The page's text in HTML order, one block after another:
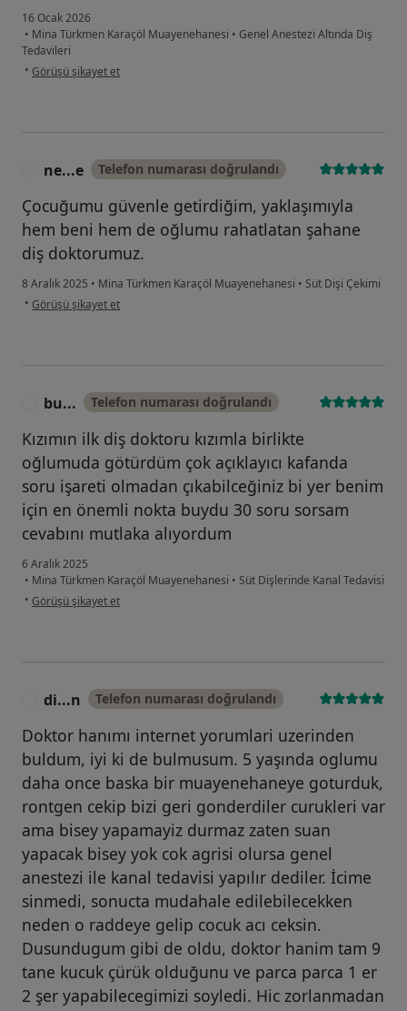
16 Ocak 2026
• Mina Türkmen Karaçöl Muayenehanesi • Genel Anestezi Altında Diş
Tedavileri
• kullanıcının görüşüne göre ec...e
Görüşü şikayet et
ne...e Telefon numarası doğrulandı
Çocuğumu güvenle getirdiğim, yaklaşımıyla
hem beni hem de oğlumu rahatlatan şahane
diş doktorumuz.
8 Aralık 2025 • Mina Türkmen Karaçöl Muayenehanesi • Süt Dişi Çekimi
• kullanıcının görüşüne göre ne...e
Görüşü şikayet et
bu... Telefon numarası doğrulandı
Kızımın ilk diş doktoru kızımla birlikte
oğlumuda götürdüm çok açıklayıcı kafanda
soru işareti olmadan çıkabilceğiniz bi yer benim
için en önemli nokta buydu 30 soru sorsam
cevabını mutlaka alıyordum
6 Aralık 2025
• Mina Türkmen Karaçöl Muayenehanesi • Süt Dişlerinde Kanal Tedavisi
• kullanıcının görüşüne göre bu...
Görüşü şikayet et
di...n Telefon numarası doğrulandı
Doktor hanımı internet yorumlari uzerinden
buldum, iyi ki de bulmusum. 5 yaşında oglumu
daha once baska bir muayenehaneye goturduk,
rontgen cekip bizi geri gonderdiler curukleri var
ama bisey yapamayiz durmaz zaten suan
yapacak bisey yok cok agrisi olursa genel
anestezi ile kanal tedavisi yapılır dediler. İcime
sinmedi, sonucta mudahale edilebilecekken
neden o raddeye gelip cocuk acı ceksin.
Dusundugum gibi de oldu, doktor hanim tam 9
tane kucuk çürük olduğunu ve parca parca 1 er
2 şer yapabilecegimizi soyledi. Hic zorlanmadan